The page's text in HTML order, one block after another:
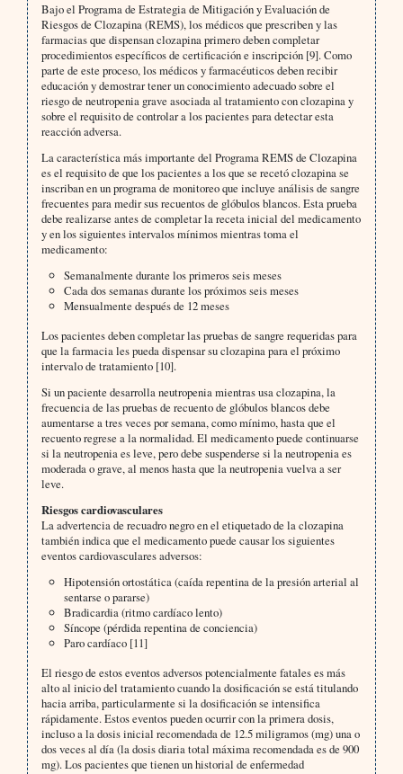
Bajo el Programa de Estrategia de Mitigación y Evaluación de
Riesgos de Clozapina (REMS), los médicos que prescriben y las
farmacias que dispensan clozapina primero deben completar
procedimientos específicos de certificación e inscripción [9]. Como
parte de este proceso, los médicos y farmacéuticos deben recibir
educación y demostrar tener un conocimiento adecuado sobre el
riesgo de neutropenia grave asociada al tratamiento con clozapina y
sobre el requisito de controlar a los pacientes para detectar esta
reacción adversa.
La característica más importante del Programa REMS de Clozapina
es el requisito de que los pacientes a los que se recetó clozapina se
inscriban en un programa de monitoreo que incluye análisis de sangre
frecuentes para medir sus recuentos de glóbulos blancos. Esta prueba
debe realizarse antes de completar la receta inicial del medicamento
y en los siguientes intervalos mínimos mientras toma el
medicamento:
Semanalmente durante los primeros seis meses
Cada dos semanas durante los próximos seis meses
Mensualmente después de 12 meses
Los pacientes deben completar las pruebas de sangre requeridas para
que la farmacia les pueda dispensar su clozapina para el próximo
intervalo de tratamiento [10].
Si un paciente desarrolla neutropenia mientras usa clozapina, la
frecuencia de las pruebas de recuento de glóbulos blancos debe
aumentarse a tres veces por semana, como mínimo, hasta que el
recuento regrese a la normalidad. El medicamento puede continuarse
si la neutropenia es leve, pero debe suspenderse si la neutropenia es
moderada o grave, al menos hasta que la neutropenia vuelva a ser
leve.
Riesgos cardiovasculares
La advertencia de recuadro negro en el etiquetado de la clozapina
también indica que el medicamento puede causar los siguientes
eventos cardiovasculares adversos:
Hipotensión ortostática (caída repentina de la presión arterial al
sentarse o pararse)
Bradicardia (ritmo cardíaco lento)
Síncope (pérdida repentina de conciencia)
Paro cardíaco [11]
El riesgo de estos eventos adversos potencialmente fatales es más
alto al inicio del tratamiento cuando la dosificación se está titulando
hacia arriba, particularmente si la dosificación se intensifica
rápidamente. Estos eventos pueden ocurrir con la primera dosis,
incluso a la dosis inicial recomendada de 12.5 miligramos (mg) una o
dos veces al día (la dosis diaria total máxima recomendada es de 900
mg). Los pacientes que tienen un historial de enfermedad